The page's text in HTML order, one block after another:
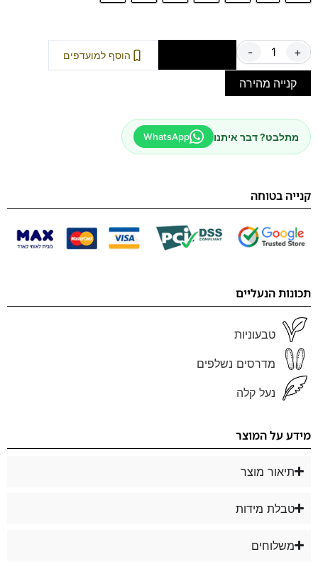
- + הוסף למועדפים
קנייה מהירה
מתלבט? דבר איתנו WhatsApp
קנייה בטוחה
תכונות הנעליים
טבעוניות
מדרסים נשלפים
נעל קלה
מידע על המוצר
תיאור מוצר
טבלת מידות
משלוחים